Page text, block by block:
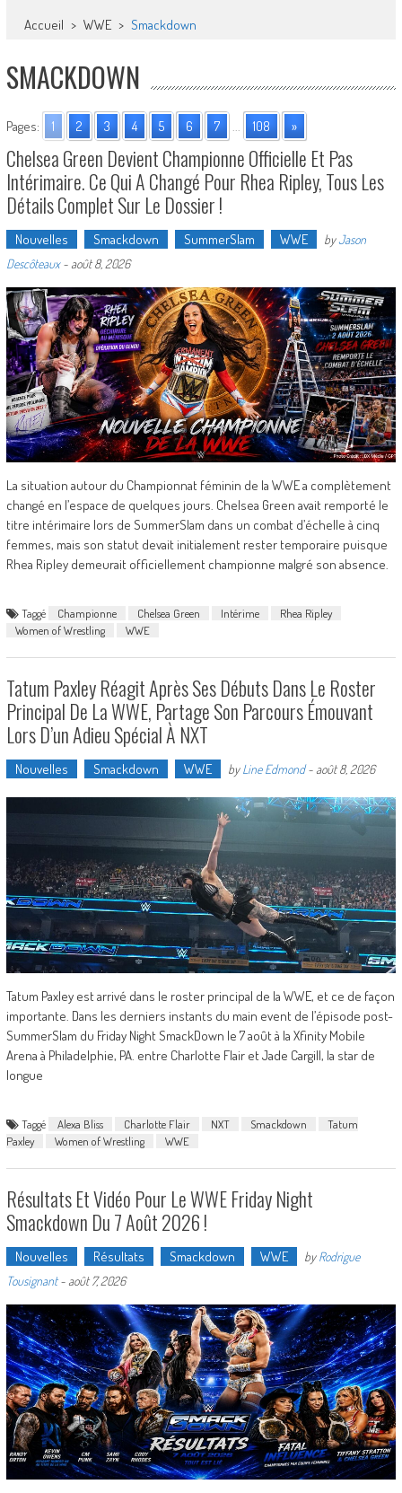
Accueil > WWE > Smackdown
SMACKDOWN
Pages: 1 2 3 4 5 6 7 ... 108 »
Chelsea Green Devient Championne Officielle Et Pas
Intérimaire. Ce Qui A Changé Pour Rhea Ripley, Tous Les
Détails Complet Sur Le Dossier !
Nouvelles Smackdown SummerSlam WWE byJason
Descôteaux- août 8, 2026
La situation autour du Championnat féminin de la WWE a complètement
changé en l’espace de quelques jours. Chelsea Green avait remporté le
titre intérimaire lors de SummerSlam dans un combat d’échelle à cinq
femmes, mais son statut devait initialement rester temporaire puisque
Rhea Ripley demeurait officiellement championne malgré son absence.
Taggé Championne Chelsea Green Intérime
Rhea Ripley
Women of Wrestling
WWE
Tatum Paxley Réagit Après Ses Débuts Dans Le Roster
Principal De La WWE, Partage Son Parcours Émouvant
Lors D’un Adieu Spécial À NXT
Nouvelles Smackdown WWE byLine Edmond- août 8, 2026
Tatum Paxley est arrivé dans le roster principal de la WWE, et ce de façon
importante. Dans les derniers instants du main event de l’épisode post-
SummerSlam du Friday Night SmackDown le 7 août à la Xfinity Mobile
Arena à Philadelphie, PA. entre Charlotte Flair et Jade Cargill, la star de
longue
Taggé Alexa Bliss Charlotte Flair NXT Smackdown
Tatum
Paxley
Women of Wrestling WWE
Résultats Et Vidéo Pour Le WWE Friday Night
Smackdown Du 7 Août 2026 !
Nouvelles Résultats Smackdown WWE byRodrigue
Tousignant- août 7, 2026